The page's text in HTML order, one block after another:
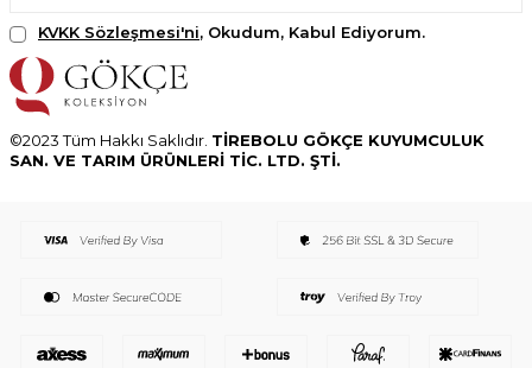
KVKK Sözleşmesi'ni, Okudum, Kabul Ediyorum.
©2023 Tüm Hakkı Saklıdır. TİREBOLU GÖKÇE KUYUMCULUK
SAN. VE TARIM ÜRÜNLERİ TİC. LTD. ŞTİ.